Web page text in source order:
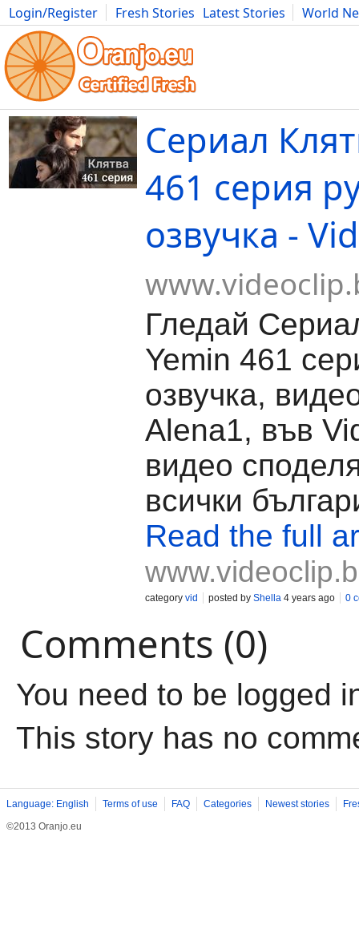
Login/Register Fresh Stories Latest Stories
World
Movies Anime Music Art Cars Advice Science
Сериал
461 серия
озвучка -
Гледай
Yemin 461
озвучка,
Alena1, във
видео
всички
Read the full
category vid posted by Shella 4 years ago 0
Comments (0)
You need to be logged
This story has no
Language: English Terms of use FAQ Categories Newest stories
©2013 Oranjo.eu